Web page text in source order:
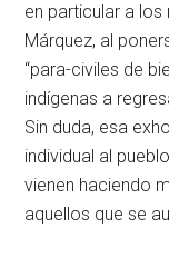
en particular a los
Márquez, al
“para-civiles de
indígenas a
Sin duda, esa
individual al
vienen haciendo
aquellos que se